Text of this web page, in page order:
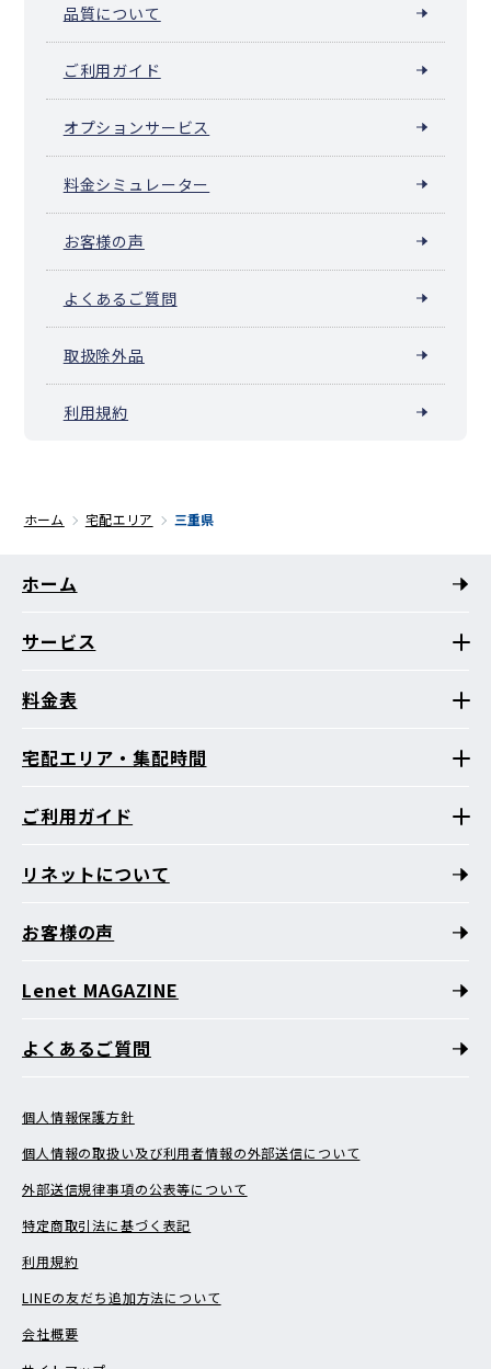
品質について
ご利用ガイド
オプションサービス
料金シミュレーター
お客様の声
よくあるご質問
取扱除外品
利用規約
ホーム 宅配エリア 三重県
ホーム
サービス
料金表
宅配エリア・集配時間
ご利用ガイド
リネットについて
お客様の声
Lenet MAGAZINE
よくあるご質問
個人情報保護方針
個人情報の取扱い及び利用者情報の外部送信について
外部送信規律事項の公表等について
特定商取引法に基づく表記
利用規約
LINEの友だち追加方法について
会社概要